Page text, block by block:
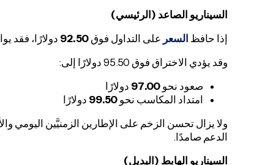
السيناريو الصاعد (الرئيسي)
إذا حافظ السعر على التداول فوق 92.50 دولارًا، فقد
وقد يؤدي الاختراق فوق 95.50 دولارًا إلى:
صعود نحو 97.00 دولارًا
امتداد المكاسب نحو 99.50 دولارًا
ولا يزال تحسن الزخم على الإطارين الزمنيَّين اليومي
الدعم صامدًا.
السيناريو الهابط (البديل)